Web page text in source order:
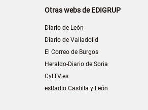
Otras webs de EDIGRUP
Diario de León
Diario de Valladolid
El Correo de Burgos
Heraldo-Diario de Soria
CyLTV.es
esRadio Castilla y León